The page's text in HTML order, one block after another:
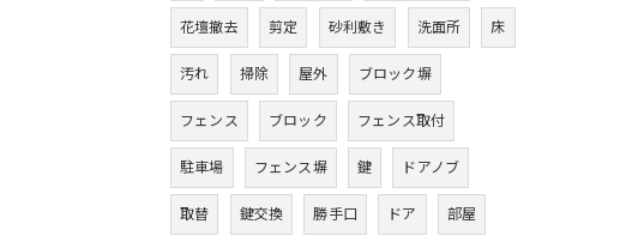
花壇撤去 剪定 砂利敷き 洗面所 床
汚れ 掃除 屋外 ブロック塀
フェンス ブロック フェンス取付
駐車場 フェンス塀 鍵 ドアノブ
取替 鍵交換 勝手口 ドア 部屋